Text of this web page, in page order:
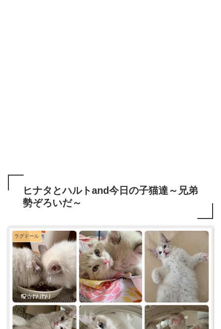
ヒナタとハルトand今日の子猫達～兄弟
勢ぞろいだ～
ラグドール